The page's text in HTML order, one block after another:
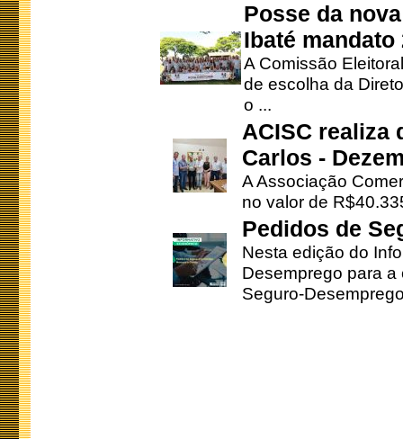
Posse da
Ibaté mandato
A Comissão
de escolha da
o ...
ACISC realiza
Carlos -
A Associação
no valor de
Pedidos de
Nesta edição do
Desemprego para
Seguro-